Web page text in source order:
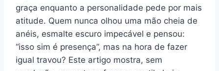
graça enquanto a personalidade pede por mais
atitude. Quem nunca olhou uma mão cheia de
anéis, esmalte escuro impecável e pensou:
“isso sim é presença”, mas na hora de fazer
igual travou? Este artigo mostra, sem